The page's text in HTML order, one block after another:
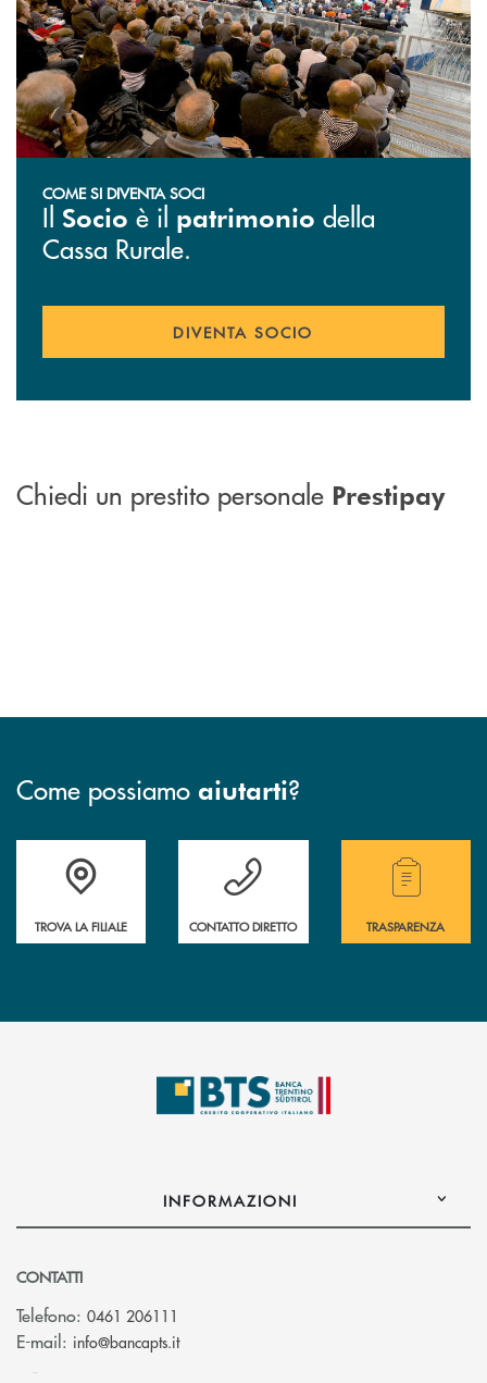
COME SI DIVENTA SOCI
Il Socio è il patrimonio della
Cassa Rurale.
DIVENTA SOCIO
Chiedi un prestito personale Prestipay
Come possiamo aiutarti?
Accedi all' elenco completo delle filiali.
TROVA LA FILIALE
Hai bisogno di assistenza immediata?
CONTATTO DIRETTO
Hai bisogno di
TRASPARENZA
INFORMAZIONI
CONTATTI
Telefono: 0461 206111
E-mail: info@bancapts.it(si apre l’app di posta elettronica)